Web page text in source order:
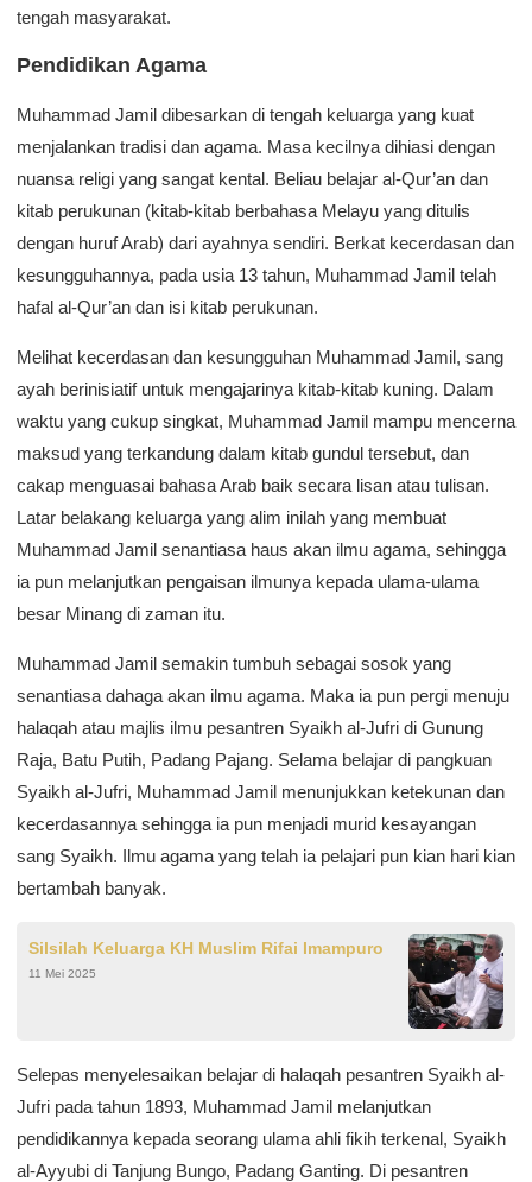
tengah masyarakat.
Pendidikan Agama
Muhammad Jamil dibesarkan di tengah keluarga yang kuat
menjalankan tradisi dan agama. Masa kecilnya dihiasi dengan
nuansa religi yang sangat kental. Beliau belajar al-Qur’an dan
kitab perukunan (kitab-kitab berbahasa Melayu yang ditulis
dengan huruf Arab) dari ayahnya sendiri. Berkat kecerdasan dan
kesungguhannya, pada usia 13 tahun, Muhammad Jamil telah
hafal al-Qur’an dan isi kitab perukunan.
Melihat kecerdasan dan kesungguhan Muhammad Jamil, sang
ayah berinisiatif untuk mengajarinya kitab-kitab kuning. Dalam
waktu yang cukup singkat, Muhammad Jamil mampu mencerna
maksud yang terkandung dalam kitab gundul tersebut, dan
cakap menguasai bahasa Arab baik secara lisan atau tulisan.
Latar belakang keluarga yang alim inilah yang membuat
Muhammad Jamil senantiasa haus akan ilmu agama, sehingga
ia pun melanjutkan pengaisan ilmunya kepada ulama-ulama
besar Minang di zaman itu.
Muhammad Jamil semakin tumbuh sebagai sosok yang
senantiasa dahaga akan ilmu agama. Maka ia pun pergi menuju
halaqah atau majlis ilmu pesantren Syaikh al-Jufri di Gunung
Raja, Batu Putih, Padang Pajang. Selama belajar di pangkuan
Syaikh al-Jufri, Muhammad Jamil menunjuk­kan ketekunan dan
kecerdasannya sehingga ia pun menjadi murid kesayangan
sang Syaikh. Ilmu agama yang telah ia pelajari pun kian hari kian
bertambah banyak.
Silsilah Keluarga KH Muslim Rifai Imampuro
11 Mei 2025
Selepas menyelesaikan belajar di halaqah pesantren Syaikh al-
Jufri pada tahun 1893, Muhammad Jamil melanjutkan
pendidikannya kepada seorang ulama ahli fikih terkenal, Syaikh
al-Ayyubi di Tanjung Bungo, Padang Ganting. Di pesantren